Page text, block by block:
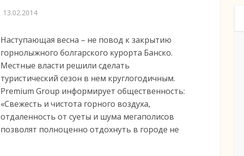
13.02.2014
Наступающая весна – не повод к закрытию
горнолыжного болгарского курорта Банско.
Местные власти решили сделать
туристический сезон в нем круглогодичным.
Premium Group информирует общественность:
«Свежесть и чистота горного воздуха,
отдаленность от суеты и шума мегаполисов
позволят полноценно отдохнуть в городе не